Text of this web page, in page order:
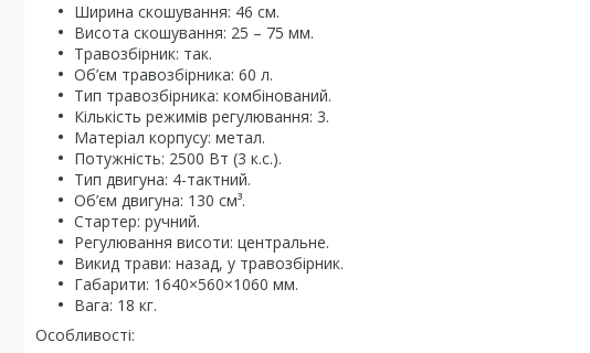
Ширина скошування: 46 см.
Висота скошування: 25 – 75 мм.
Травозбірник: так.
Об’єм травозбірника: 60 л.
Тип травозбірника: комбінований.
Кількість режимів регулювання: 3.
Матеріал корпусу: метал.
Потужність: 2500 Вт (3 к.с.).
Тип двигуна: 4-тактний.
Об’єм двигуна: 130 см³.
Стартер: ручний.
Регулювання висоти: центральне.
Викид трави: назад, у травозбірник.
Габарити: 1640×560×1060 мм.
Вага: 18 кг.
Особливості: